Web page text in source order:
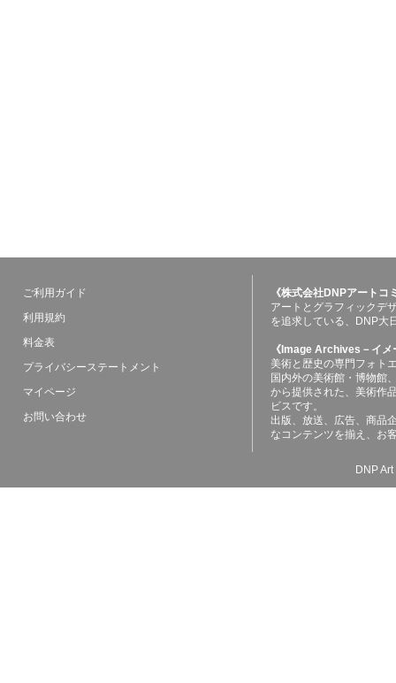
ご利用ガイド
利用規約
料金表
プライバシーステートメント
マイページ
お問い合わせ
《株式会社DNPアート
アートとグラフィックデ
を追求している、DNP大
《Image Archives－イ
美術と歴史の専門フォト
国内外の美術館・博物館
から提供された、美術作
ビスです。
出版、放送、広告、商品
なコンテンツを揃え、お
DNP